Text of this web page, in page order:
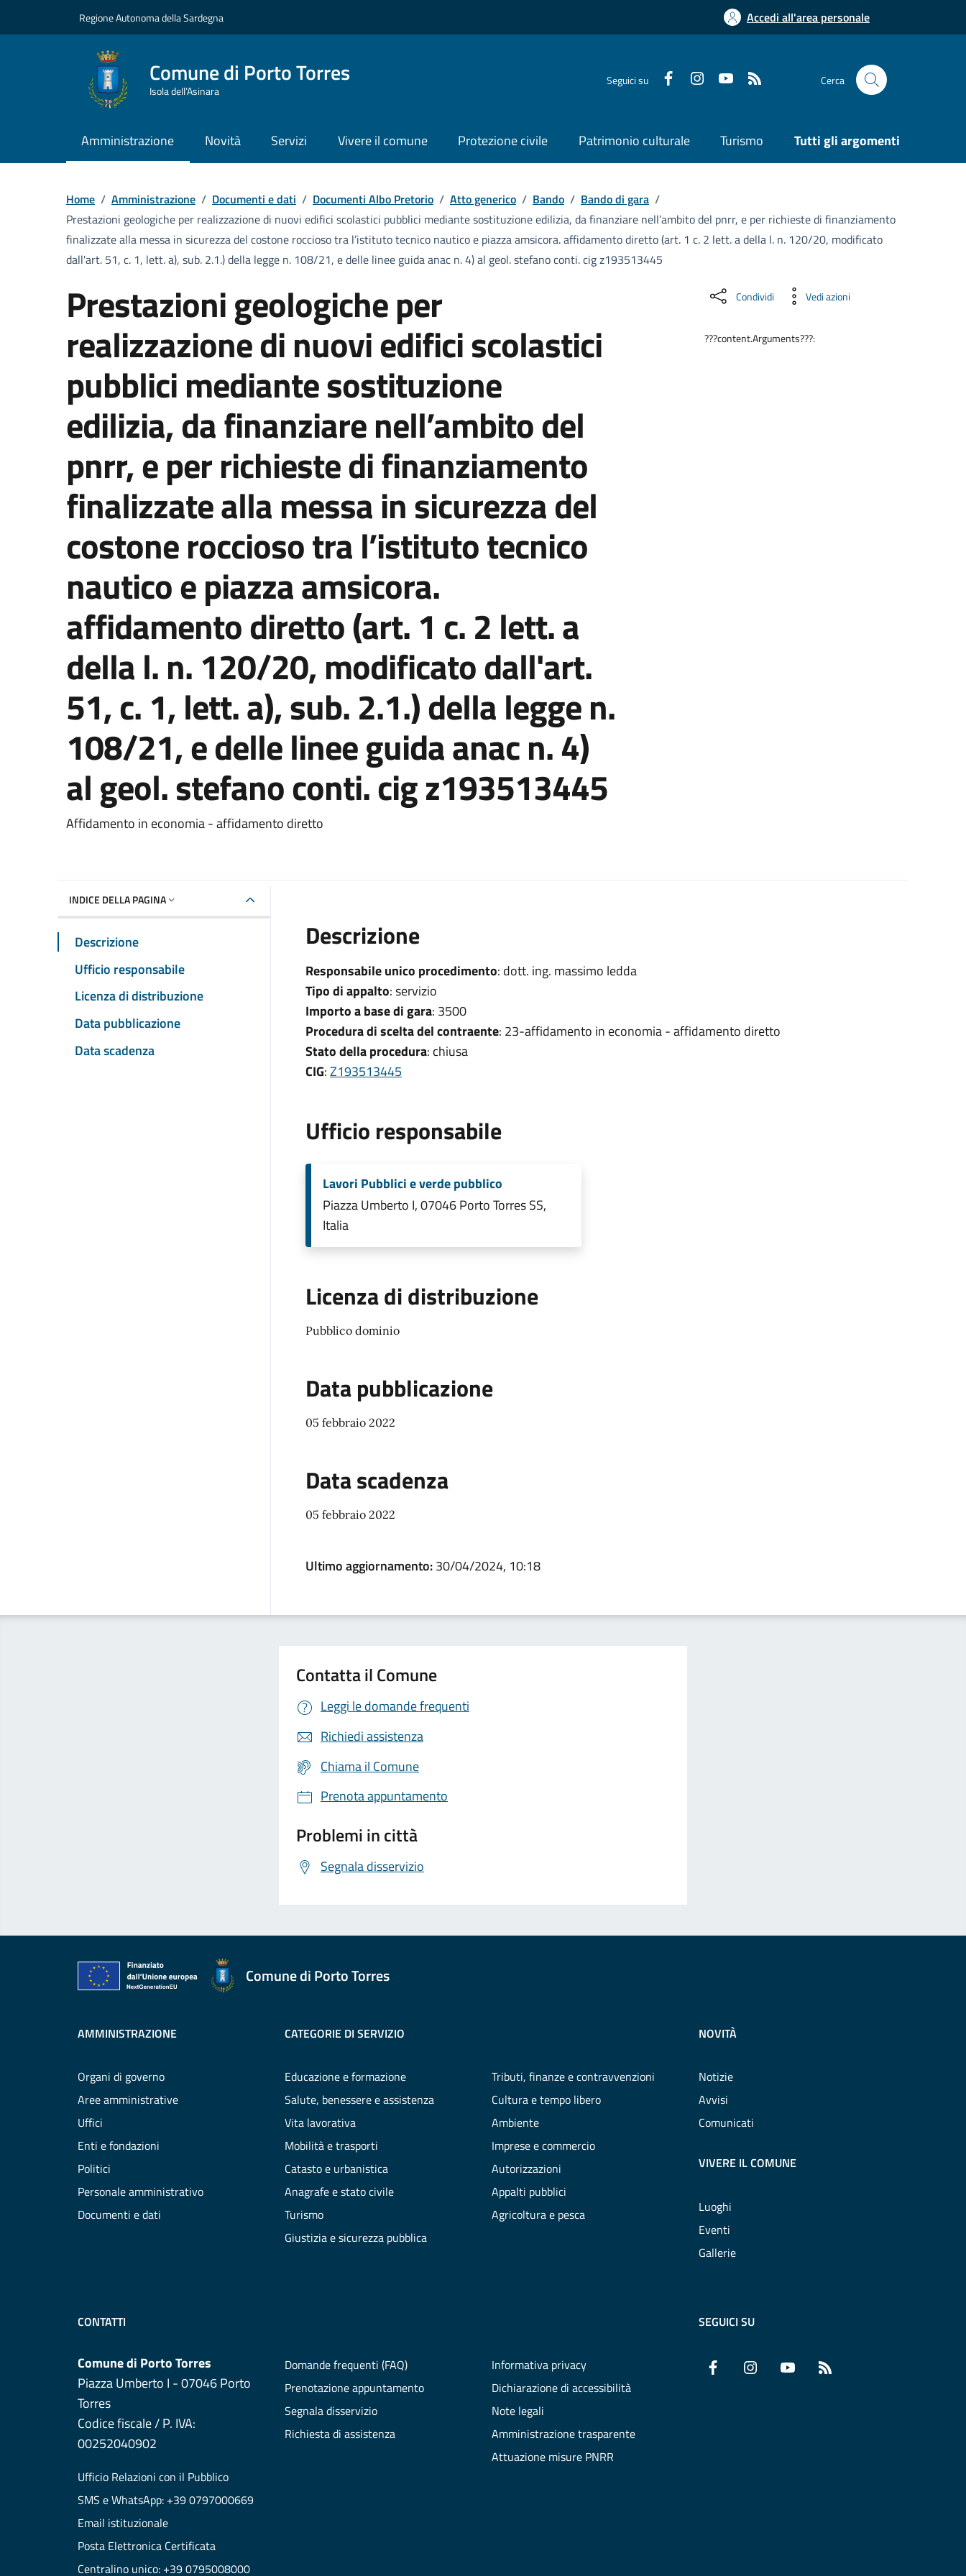
Regione Autonoma della Sardegna Accedi all'area personale
Comune di Porto Torres
Isola dell’Asinara
Seguici su Cerca
Amministrazione Novità Servizi Vivere il comune Protezione civile Patrimonio culturale Turismo Tutti gli argomenti
Home / Amministrazione / Documenti e dati / Documenti Albo Pretorio / Atto generico / Bando / Bando di gara /
Prestazioni geologiche per realizzazione di nuovi edifici scolastici pubblici mediante sostituzione edilizia, da finanziare nell’ambito del pnrr, e per richieste di finanziamento
finalizzate alla messa in sicurezza del costone roccioso tra l’istituto tecnico nautico e piazza amsicora. affidamento diretto (art. 1 c. 2 lett. a della l. n. 120/20, modificato
dall'art. 51, c. 1, lett. a), sub. 2.1.) della legge n. 108/21, e delle linee guida anac n. 4) al geol. stefano conti. cig z193513445
Prestazioni geologiche per
realizzazione di nuovi edifici scolastici
pubblici mediante sostituzione
edilizia, da finanziare nell’ambito del
pnrr, e per richieste di finanziamento
finalizzate alla messa in sicurezza del
costone roccioso tra l’istituto tecnico
nautico e piazza amsicora.
affidamento diretto (art. 1 c. 2 lett. a
della l. n. 120/20, modificato dall'art.
51, c. 1, lett. a), sub. 2.1.) della legge n.
108/21, e delle linee guida anac n. 4)
al geol. stefano conti. cig z193513445
Dettaglio del documento
Affidamento in economia - affidamento diretto
Condividi Vedi azioni
???content.Arguments???:
INDICE DELLA PAGINA
Descrizione
Ufficio responsabile
Licenza di distribuzione
Data pubblicazione
Data scadenza
Descrizione
Responsabile unico procedimento: dott. ing. massimo ledda
Tipo di appalto: servizio
Importo a base di gara: 3500
Procedura di scelta del contraente: 23-affidamento in economia - affidamento diretto
Stato della procedura: chiusa
CIG:Z193513445
Ufficio responsabile
Lavori Pubblici e verde pubblico
Piazza Umberto I, 07046 Porto Torres SS,
Italia
Licenza di distribuzione
Pubblico dominio
Data pubblicazione
05 febbraio 2022
Data scadenza
05 febbraio 2022
Ultimo aggiornamento:30/04/2024, 10:18
Contatta il Comune
Leggi le domande frequenti
Richiedi assistenza
Chiama il Comune
Prenota appuntamento
Problemi in città
Segnala disservizio
Comune di Porto Torres
AMMINISTRAZIONE
Organi di governo
Aree amministrative
Uffici
Enti e fondazioni
Politici
Personale amministrativo
Documenti e dati
CATEGORIE DI SERVIZIO
Educazione e formazione
Salute, benessere e assistenza
Vita lavorativa
Mobilità e trasporti
Catasto e urbanistica
Anagrafe e stato civile
Turismo
Giustizia e sicurezza pubblica
Tributi, finanze e contravvenzioni
Cultura e tempo libero
Ambiente
Imprese e commercio
Autorizzazioni
Appalti pubblici
Agricoltura e pesca
NOVITÀ
Notizie
Avvisi
Comunicati
VIVERE IL COMUNE
Luoghi
Eventi
Gallerie
CONTATTI
Comune di Porto Torres
Piazza Umberto I - 07046 Porto
Torres
Codice fiscale / P. IVA:
00252040902
Ufficio Relazioni con il Pubblico
SMS e WhatsApp: +39 0797000669
Email istituzionale
Posta Elettronica Certificata
Centralino unico: +39 0795008000
Domande frequenti (FAQ)
Prenotazione appuntamento
Segnala disservizio
Richiesta di assistenza
Informativa privacy
Dichiarazione di accessibilità
Note legali
Amministrazione trasparente
Attuazione misure PNRR
SEGUICI SU
Facebook InstagramYouTube